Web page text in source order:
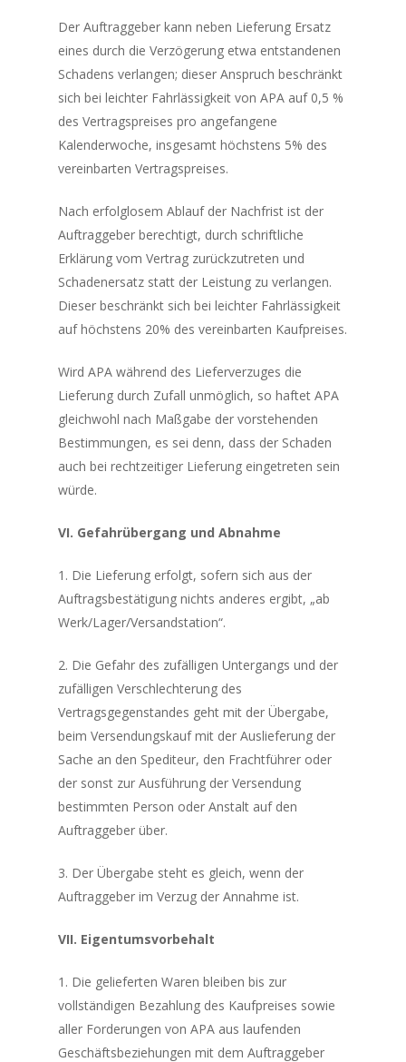
Der Auftraggeber kann neben Lieferung Ersatz
eines durch die Verzögerung etwa entstandenen
Schadens verlangen; dieser Anspruch beschränkt
sich bei leichter Fahrlässigkeit von APA auf 0,5 %
des Vertragspreises pro angefangene
Kalenderwoche, insgesamt höchstens 5% des
vereinbarten Vertragspreises.
Nach erfolglosem Ablauf der Nachfrist ist der
Auftraggeber berechtigt, durch schriftliche
Erklärung vom Vertrag zurückzutreten und
Schadenersatz statt der Leistung zu verlangen.
Dieser beschränkt sich bei leichter Fahrlässigkeit
auf höchstens 20% des vereinbarten Kaufpreises.
Wird APA während des Lieferverzuges die
Lieferung durch Zufall unmöglich, so haftet APA
gleichwohl nach Maßgabe der vorstehenden
Bestimmungen, es sei denn, dass der Schaden
auch bei rechtzeitiger Lieferung eingetreten sein
würde.
VI. Gefahrübergang und Abnahme
1. Die Lieferung erfolgt, sofern sich aus der
Auftragsbestätigung nichts anderes ergibt, „ab
Werk/Lager/Versandstation“.
2. Die Gefahr des zufälligen Untergangs und der
zufälligen Verschlechterung des
Vertragsgegenstandes geht mit der Übergabe,
beim Versendungskauf mit der Auslieferung der
Sache an den Spediteur, den Frachtführer oder
der sonst zur Ausführung der Versendung
bestimmten Person oder Anstalt auf den
Auftraggeber über.
3. Der Übergabe steht es gleich, wenn der
Auftraggeber im Verzug der Annahme ist.
VII. Eigentumsvorbehalt
1. Die gelieferten Waren bleiben bis zur
vollständigen Bezahlung des Kaufpreises sowie
aller Forderungen von APA aus laufenden
Geschäftsbeziehungen mit dem Auftraggeber